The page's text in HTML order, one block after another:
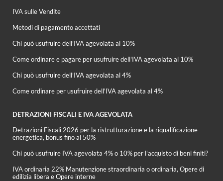
IVA sulle Vendite
Metodi di pagamento accettati
Chi può usufruire dell’IVA agevolata al 10%
Come ordinare e pagare per usufruire dell'IVA agevolata al 10%
Chi può usufruire dell’IVA agevolata al 4%
Come ordinare per usufruire dell'IVA agevolata al 4%
DETRAZIONI FISCALI E IVA AGEVOLATA
Detrazioni Fiscali 2026 per la ristrutturazione e la riqualificazione
energetica, bonus fino al 50%
Chi può usufruire IVA agevolata 4% o 10% per l'acquisto di beni finiti?
IVA ordinaria 22% Manutenzione straordinaria o ordinaria, Opere di
edilizia libera e Opere interne